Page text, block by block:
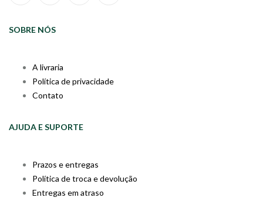
SOBRE NÓS
A livraria
Política de privacidade
Contato
AJUDA E SUPORTE
Prazos e entregas
Política de troca e devolução
Entregas em atraso